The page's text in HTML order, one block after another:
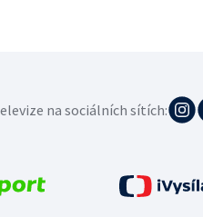
na sociálních sítích: